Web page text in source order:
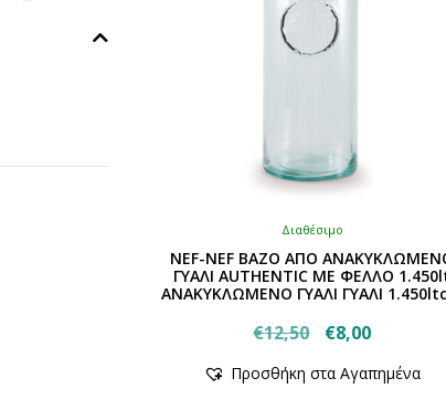
Διαθέσιμο
NEF-NEF ΒΑΖΟ ΑΠΟ
ΓΥΑΛΙ AUTHENTIC ΜΕ ΦΕΛΛΟ
ΑΝΑΚΥΚΛΩΜΕΝΟ ΓΥΑΛΙ ΓΥΑΛΙ
€12,50
Original
was:
€8,00Η
τιμή
το
Προσθήκη στα Αγαπημένα